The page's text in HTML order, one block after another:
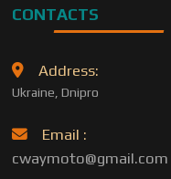
CONTACTS
Address:
Ukraine, Dnipro
Email :
cwaymoto@gmail.com